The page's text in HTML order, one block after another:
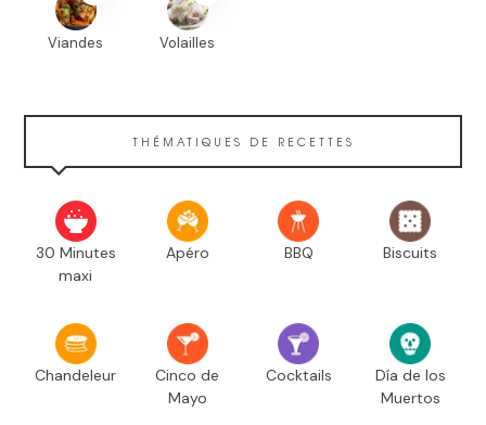
Viandes Volailles
THÉMATIQUES DE RECETTES
30 Minutes
maxi
Apéro BBQ Biscuits
Chandeleur
Cinco de
Mayo
Cocktails
Día de los
Muertos